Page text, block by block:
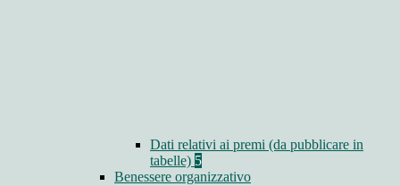
Dati relativi ai premi (da pubblicare in
tabelle) 5
Benessere organizzativo